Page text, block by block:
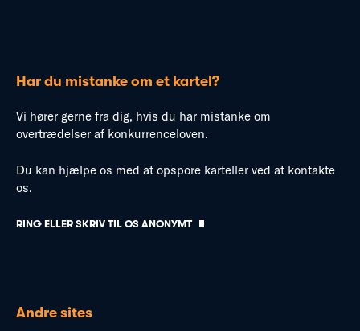
Har du mistanke om et kartel?
Vi hører gerne fra dig, hvis du har mistanke om
overtrædelser af konkurrenceloven.
Du kan hjælpe os med at opspore karteller ved at kontakte
os.
RING ELLER SKRIV TIL OS ANONYMT
Andre sites